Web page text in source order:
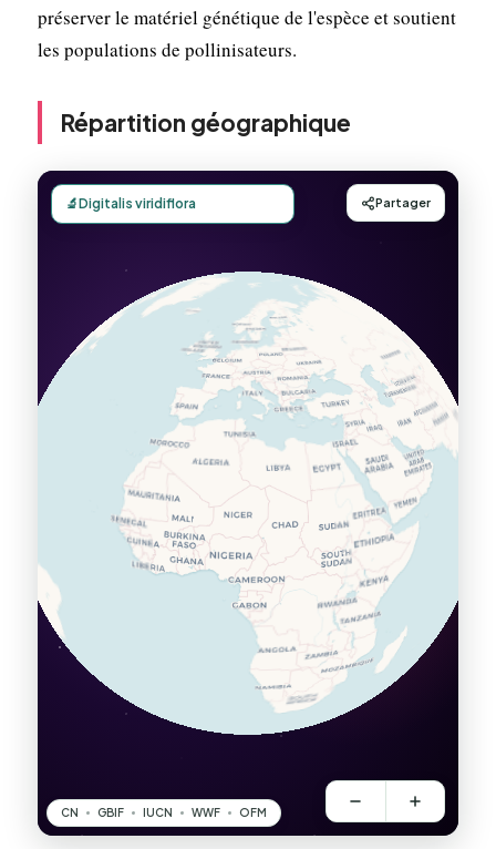
préserver le matériel génétique de l'espèce et soutient
les populations de pollinisateurs.
Répartition géographique